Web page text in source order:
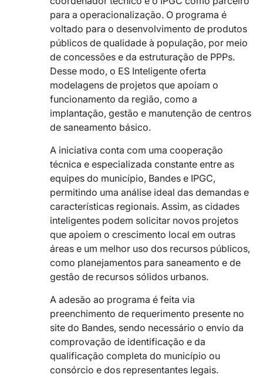
para a operacionalização. O programa é
voltado para o desenvolvimento de produtos
públicos de qualidade à população, por meio
de concessões e da estruturação de PPPs.
Desse modo, o ES Inteligente oferta
modelagens de projetos que apoiam o
funcionamento da região, como a
implantação, gestão e manutenção de centros
de saneamento básico.
A iniciativa conta com uma cooperação
técnica e especializada constante entre as
equipes do município, Bandes e IPGC,
permitindo uma análise ideal das demandas e
características regionais. Assim, as cidades
inteligentes podem solicitar novos projetos
que apoiem o crescimento local em outras
áreas e um melhor uso dos recursos públicos,
como planejamentos para saneamento e de
gestão de recursos sólidos urbanos.
A adesão ao programa é feita via
preenchimento de requerimento presente no
site do Bandes, sendo necessário o envio da
comprovação de identificação e da
qualificação completa do município ou
consórcio e dos representantes legais.